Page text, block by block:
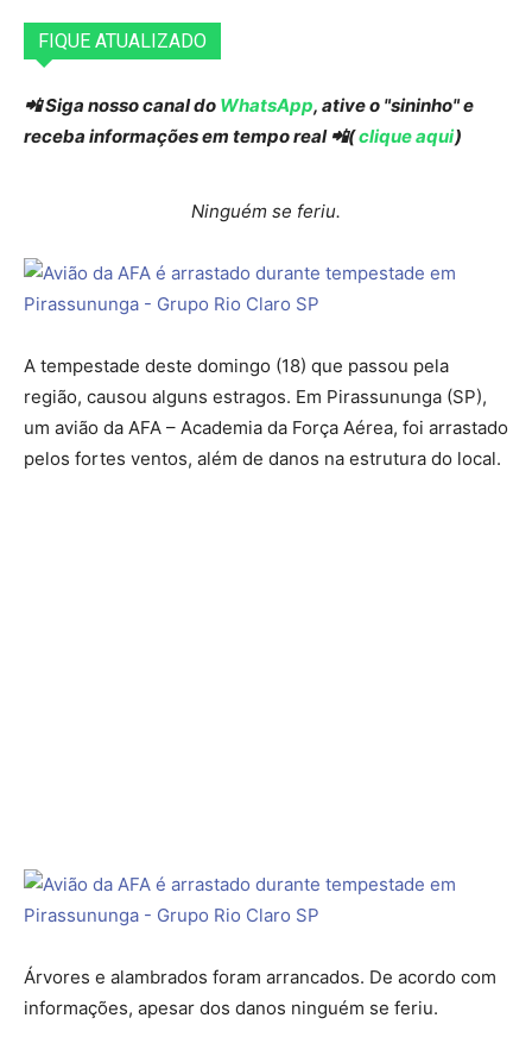
FIQUE ATUALIZADO
📲 Siga nosso canal do WhatsApp, ative o "sininho" e
receba informações em tempo real 📲(clique aqui)
Ninguém se feriu.
A tempestade deste domingo (18) que passou pela
região, causou alguns estragos. Em Pirassununga (SP),
um avião da AFA – Academia da Força Aérea, foi arrastado
pelos fortes ventos, além de danos na estrutura do local.
Árvores e alambrados foram arrancados. De acordo com
informações, apesar dos danos ninguém se feriu.